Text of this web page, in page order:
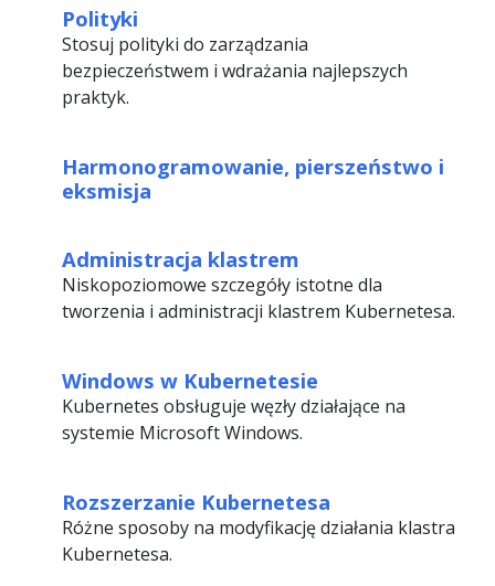
Polityki
Stosuj polityki do zarządzania
bezpieczeństwem i wdrażania najlepszych
praktyk.
Harmonogramowanie, pierszeństwo i
eksmisja
Administracja klastrem
Niskopoziomowe szczegóły istotne dla
tworzenia i administracji klastrem Kubernetesa.
Windows w Kubernetesie
Kubernetes obsługuje węzły działające na
systemie Microsoft Windows.
Rozszerzanie Kubernetesa
Różne sposoby na modyfikację działania klastra
Kubernetesa.